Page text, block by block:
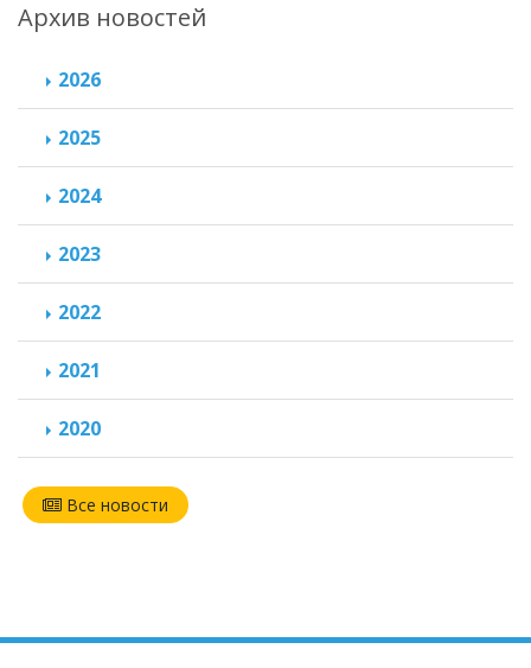
Архив новостей
2026
2025
2024
2023
2022
2021
2020
Все новости